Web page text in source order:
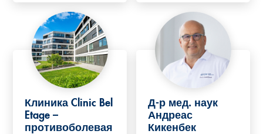
Клиника Clinic Bel
Etage –
противоболевая
Д-р мед. наук
Андреас
Кикенбек